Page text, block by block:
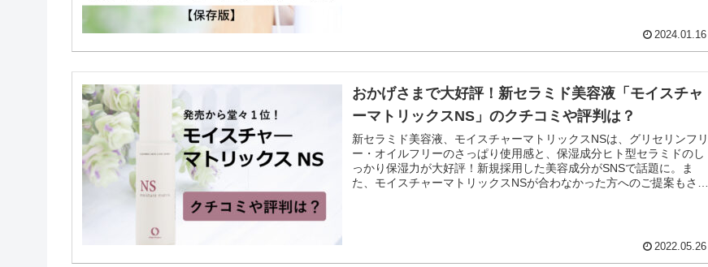
2024.01.16
おかげさまで大好評！新セラミド美容液「モイスチャ
ーマトリックスNS」のクチコミや評判は？
新セラミド美容液、モイスチャーマトリックスNSは、グリセリンフリ
ー・オイルフリーのさっぱり使用感と、保湿成分ヒト型セラミドのし
っかり保湿力が大好評！新規採用した美容成分がSNSで話題に。ま
た、モイスチャーマトリックスNSが合わなかった方へのご提案もさせ
2022.05.26